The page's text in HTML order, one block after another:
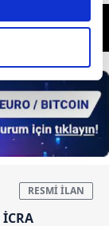
yaparken
sunmak
adına
noktada,
tek gelir
vermedikleri
İCRA